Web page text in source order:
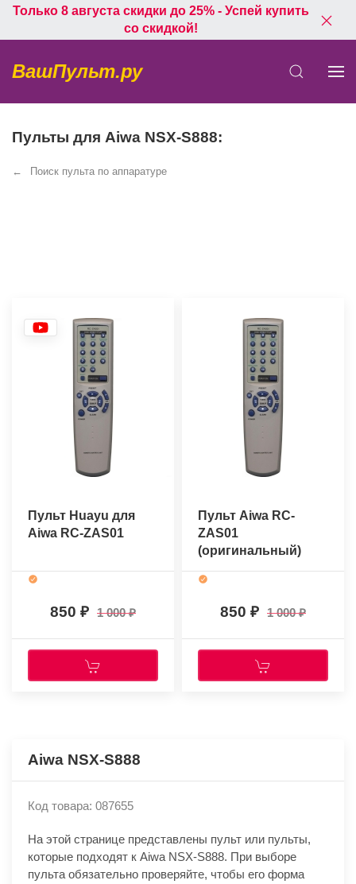
Только 8 августа скидки до 25% - Успей купить
со скидкой!
ВашПульт.ру
Пульты для Aiwa NSX-S888:
Поиск пульта по аппаратуре
Пульт Huayu для
Aiwa RC-ZAS01
850 1 000
Пульт Aiwa RC-
ZAS01
(оригинальный)
850 1 000
Aiwa NSX-S888
Код товара: 087655
На этой странице представлены пульт или пульты,
которые подходят к Aiwa NSX-S888. При выборе
пульта обязательно проверяйте, чтобы его форма